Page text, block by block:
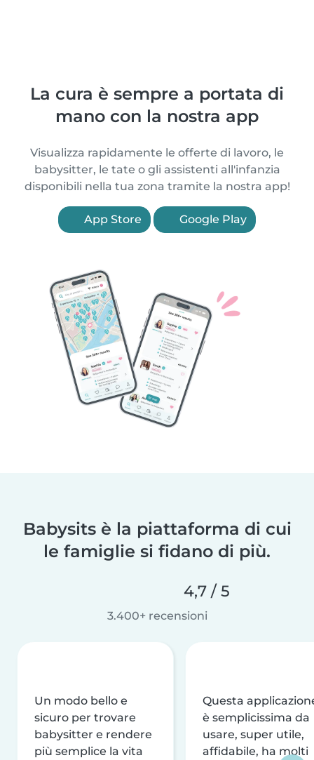
La cura è sempre a portata di
mano con la nostra app
Visualizza rapidamente le offerte di lavoro, le
babysitter, le tate o gli assistenti all'infanzia
disponibili nella tua zona tramite la nostra app!
App Store Google Play
Babysits è la piattaforma di cui
le famiglie si fidano di più.
4,7 / 5
3.400+ recensioni
Un modo bello e
sicuro per trovare
babysitter e rendere
più semplice la vita
Questa
è semplicissima da
usare, super utile,
affidabile, ha molti